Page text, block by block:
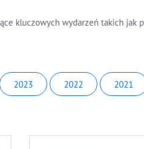
kluczowych wydarzeń takich
2023 2022 2021